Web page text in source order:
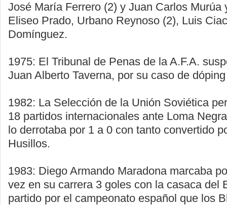
José María Ferrero (2) y Juan Carlos Murúa
Eliseo Prado, Urbano Reynoso (2), Luis
Domínguez.
1975: El Tribunal de Penas de la A.F.A.
Juan Alberto Taverna, por su caso de
1982: La Selección de la Unión Soviética
18 partidos internacionales ante Loma
lo derrotaba por 1 a 0 con tanto convertido
Husillos.
1983: Diego Armando Maradona marcaba
vez en su carrera 3 goles con la casaca del
partido por el campeonato español que los